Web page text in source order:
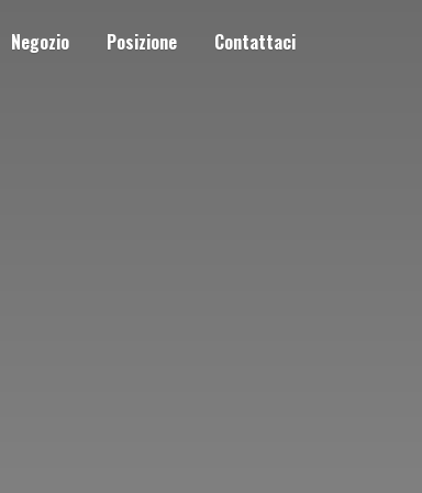
Negozio Posizione Contattaci